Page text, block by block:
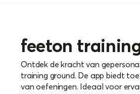
feeton
Ontdek de kracht van
training ground. De app biedt
van oefeningen. Ideaal voor